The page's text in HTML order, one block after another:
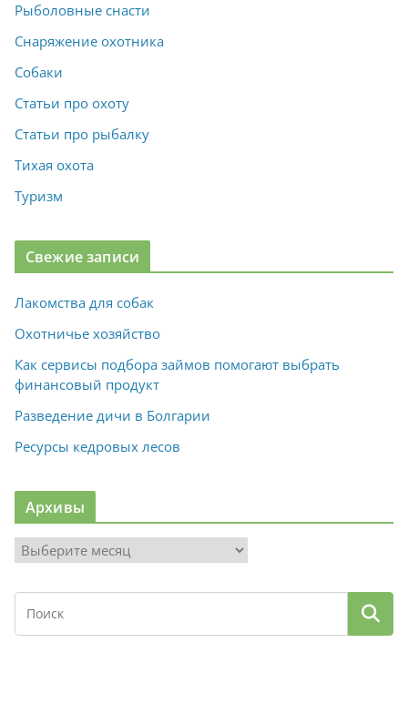
Рыболовные снасти
Снаряжение охотника
Собаки
Статьи про охоту
Статьи про рыбалку
Тихая охота
Туризм
Свежие записи
Лакомства для собак
Охотничье хозяйство
Как сервисы подбора займов помогают выбрать
финансовый продукт
Разведение дичи в Болгарии
Ресурсы кедровых лесов
Архивы
х
в